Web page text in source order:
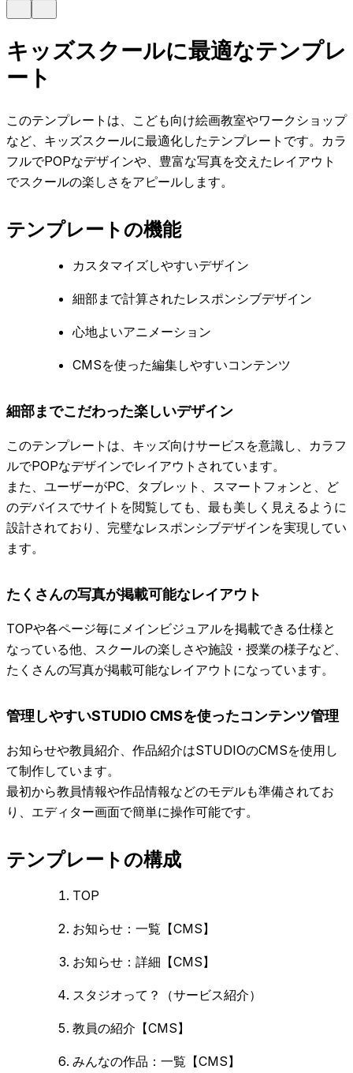
キッズスクールに最適なテンプレ
ート
このテンプレートは、こども向け絵画教室やワークショップ
など、キッズスクールに最適化したテンプレートです。カラ
フルでPOPなデザインや、豊富な写真を交えたレイアウト
でスクールの楽しさをアピールします。
テンプレートの機能
カスタマイズしやすいデザイン
細部まで計算されたレスポンシブデザイン
心地よいアニメーション
CMSを使った編集しやすいコンテンツ
細部までこだわった楽しいデザイン
このテンプレートは、キッズ向けサービスを意識し、カラフ
ルでPOPなデザインでレイアウトされています。
また、ユーザーがPC、タブレット、スマートフォンと、ど
のデバイスでサイトを閲覧しても、最も美しく見えるように
設計されており、完璧なレスポンシブデザインを実現してい
ます。
たくさんの写真が掲載可能なレイアウト
TOPや各ページ毎にメインビジュアルを掲載できる仕様と
なっている他、スクールの楽しさや施設・授業の様子など、
たくさんの写真が掲載可能なレイアウトになっています。
管理しやすいSTUDIO CMSを使ったコンテンツ管理
お知らせや教員紹介、作品紹介はSTUDIOのCMSを使用し
て制作しています。
最初から教員情報や作品情報などのモデルも準備されてお
り、エディター画面で簡単に操作可能です。
テンプレートの構成
TOP
お知らせ：一覧【CMS】
お知らせ：詳細【CMS】
スタジオって？（サービス紹介）
教員の紹介【CMS】
みんなの作品：一覧【CMS】